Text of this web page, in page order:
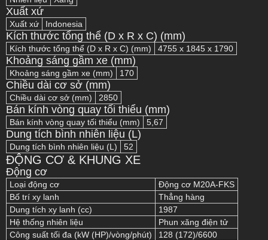
Xuất xứ
Xuất xứ Indonesia
Kích thước tổng thể (D x R x C) (mm)
Kích thước tổng thể (D x R x C) (mm) 4755 x 1845 x 1790
Khoảng sáng gầm xe (mm)
Khoảng sáng gầm xe (mm) 170
Chiều dài cơ sở (mm)
Chiều dài cơ sở (mm) 2850
Bán kính vòng quay tối thiểu (mm)
Bán kính vòng quay tối thiểu (mm) 5,67
Dung tích bình nhiên liệu (L)
Dung tích bình nhiên liệu (L) 52
ĐỘNG CƠ & KHUNG XE
Động cơ
Loại động cơ
Động cơ M20A-FKS
Bố trí xy lanh
Thẳng hàng
Dung tích xy lanh (cc)
1987
Hệ thống nhiên liệu
Phun xăng điện tử
Công suất tối đa (kW (HP)/vòng/phút)
128 (172)/6600